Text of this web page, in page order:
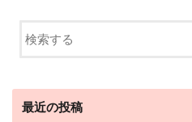
最近の投稿